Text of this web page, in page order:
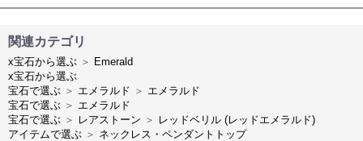
関連カテゴリ
x宝石から選ぶ ＞ Emerald
x宝石から選ぶ
宝石で選ぶ ＞ エメラルド ＞ エメラルド
宝石で選ぶ ＞ エメラルド
宝石で選ぶ ＞ レアストーン ＞ レッドベリル (レッドエメラルド)
アイテムで選ぶ ＞ ネックレス・ペンダントトップ